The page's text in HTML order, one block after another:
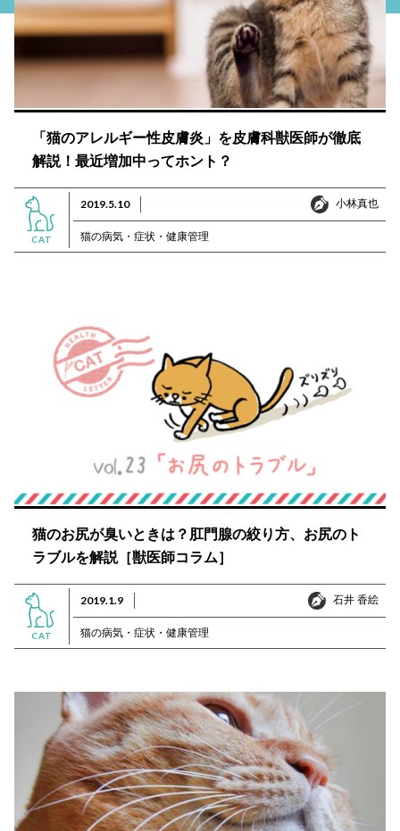
「猫のアレルギー性皮膚炎」を皮膚科獣医師が徹底
解説！最近増加中ってホント？
CAT
2019.5.10 小林真也
小林真也
猫の病気・症状・健康管理
猫のお尻が臭いときは？肛門腺の絞り方、お尻のト
ラブルを解説［獣医師コラム］
CAT
2019.1.9 石井 香絵
石井 香絵
猫の病気・症状・健康管理